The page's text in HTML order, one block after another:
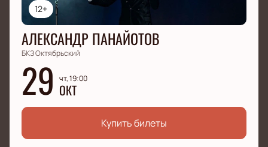
12+
АЛЕКСАНДР ПАНАЙОТОВ
БКЗ Октябрьский
29 чт, 19:00
ОКТ
Купить билеты